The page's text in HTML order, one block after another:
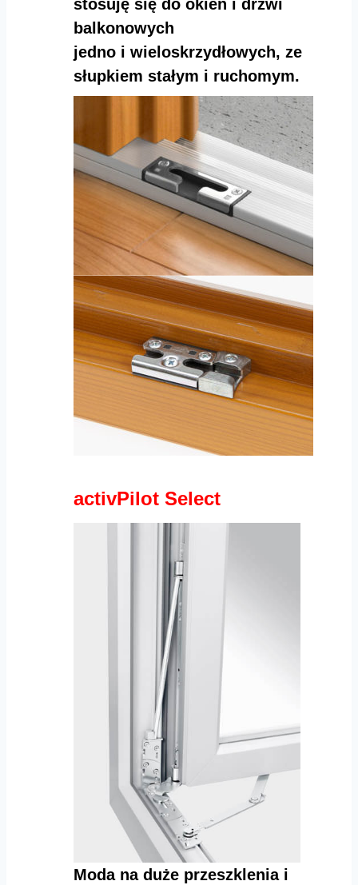
stosuję się do okien i drzwi
balkonowych
jedno i wieloskrzydłowych, ze
słupkiem stałym i ruchomym.
activPilot Select
Moda na duże przeszklenia i